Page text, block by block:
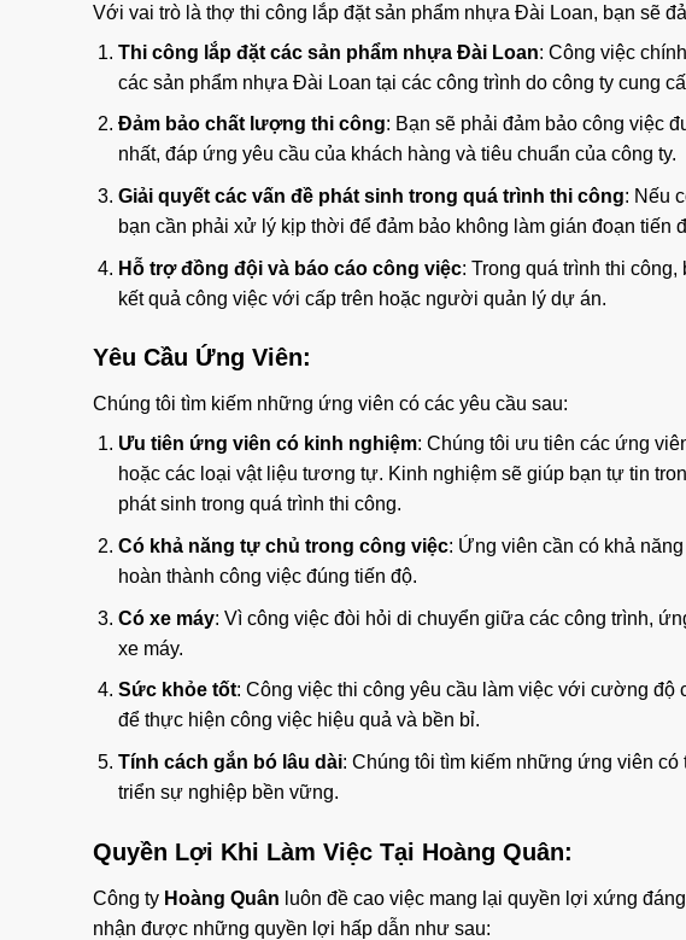
Với vai trò là thợ thi công lắp đặt sản phẩm nhựa Đài Loan, bạn sẽ
Thi công lắp đặt các sản phẩm nhựa Đài Loan: Công việc
các sản phẩm nhựa Đài Loan tại các công trình do công ty cung
Đảm bảo chất lượng thi công: Bạn sẽ phải đảm bảo công việc
nhất, đáp ứng yêu cầu của khách hàng và tiêu chuẩn của công ty.
Giải quyết các vấn đề phát sinh trong quá trình thi công: Nếu
bạn cần phải xử lý kịp thời để đảm bảo không làm gián đoạn tiến
Hỗ trợ đồng đội và báo cáo công việc: Trong quá trình thi
kết quả công việc với cấp trên hoặc người quản lý dự án.
Yêu Cầu Ứng Viên:
Chúng tôi tìm kiếm những ứng viên có các yêu cầu sau:
Ưu tiên ứng viên có kinh nghiệm: Chúng tôi ưu tiên các ứng
hoặc các loại vật liệu tương tự. Kinh nghiệm sẽ giúp bạn tự tin
phát sinh trong quá trình thi công.
Có khả năng tự chủ trong công việc: Ứng viên cần có khả
hoàn thành công việc đúng tiến độ.
Có xe máy: Vì công việc đòi hỏi di chuyển giữa các công trình,
xe máy.
Sức khỏe tốt: Công việc thi công yêu cầu làm việc với cường độ
để thực hiện công việc hiệu quả và bền bỉ.
Tính cách gắn bó lâu dài: Chúng tôi tìm kiếm những ứng viên
triển sự nghiệp bền vững.
Quyền Lợi Khi Làm Việc Tại Hoàng Quân:
Công ty Hoàng Quân luôn đề cao việc mang lại quyền lợi xứng
nhận được những quyền lợi hấp dẫn như sau: